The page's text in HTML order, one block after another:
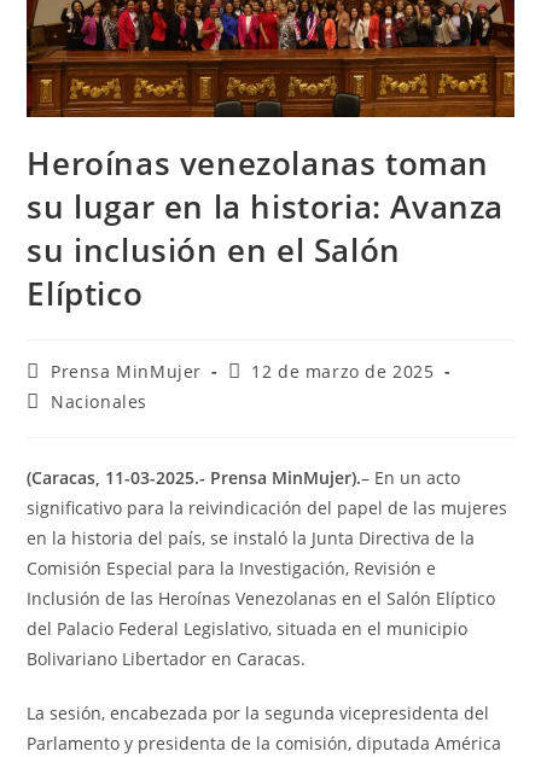
Heroínas venezolanas toman
su lugar en la historia: Avanza
su inclusión en el Salón
Elíptico
Prensa MinMujer
12 de marzo de 2025
Nacionales
(Caracas, 11-03-2025.- Prensa MinMujer).– En un acto
significativo para la reivindicación del papel de las mujeres
en la historia del país, se instaló la Junta Directiva de la
Comisión Especial para la Investigación, Revisión e
Inclusión de las Heroínas Venezolanas en el Salón Elíptico
del Palacio Federal Legislativo, situada en el municipio
Bolivariano Libertador en Caracas.
La sesión, encabezada por la segunda vicepresidenta del
Parlamento y presidenta de la comisión, diputada América